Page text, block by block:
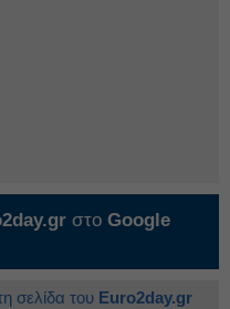
στο Google
σελίδα του Euro2day.gr